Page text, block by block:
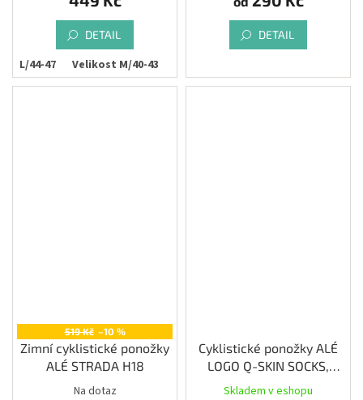
DETAIL
L/44-47 Velikost M/40-43
DETAIL
519 Kč –10 %
Zimní cyklistické ponožky
ALÉ STRADA H18
Na dotaz
Cyklistické ponožky ALÉ
LOGO Q-SKIN SOCKS,
black/fluo yellow
Skladem v eshopu